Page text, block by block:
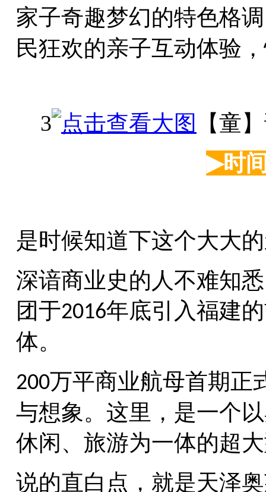
家子奇趣梦幻的特色格
民狂欢的亲子互动体验
3
【童
▶时
是时候知道下这个大大
深谙商业史的人不难知
团于2016年底引入福建
体。
200万平商业航母首期正
与想象。这里，是一个
休闲、旅游为一体的超
说的直白点，就是天泽